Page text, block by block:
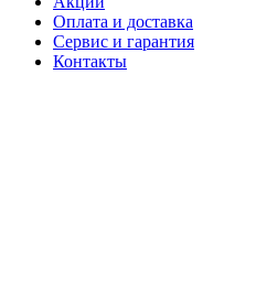
Оплата и доставка
Сервис и гарантия
Контакты